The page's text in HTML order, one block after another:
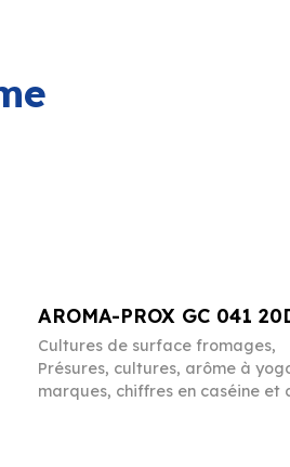
AROMA-PROX GC 041
Cultures de surface fromages,
Présures, cultures, arôme à
marques, chiffres en caséine et